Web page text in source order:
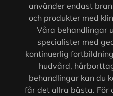
använder endast
och produkter med
Våra behandlingar
specialister med
kontinuerlig
hudvård,
behandlingar kan du
får det allra bästa. För